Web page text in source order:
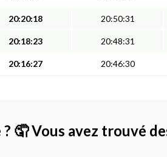
20:20:18 20:50:31
20:18:23 20:48:31
20:16:27 20:46:30
🤦 Vous avez trouvé